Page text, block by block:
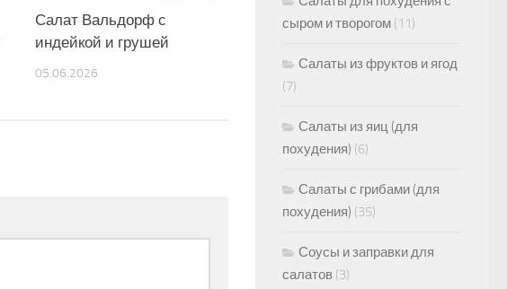
Салат Вальдорф с
индейкой и грушей
05.06.2026
сыром и творогом (11)
Салаты из фруктов и ягод
(7)
Салаты из яиц (для
похудения) (6)
Салаты с грибами (для
похудения) (35)
Соусы и заправки для
салатов (3)